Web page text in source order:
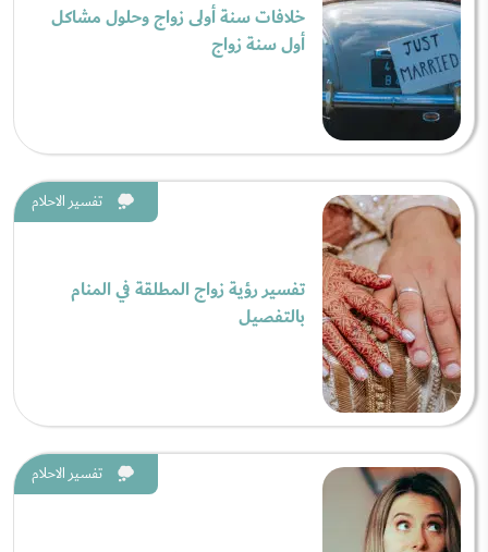
خلافات سنة أولى زواج وحلول مشاكل
أول سنة زواج
تفسير الاحلام
تفسير رؤية زواج المطلقة في المنام
بالتفصيل
تفسير الاحلام